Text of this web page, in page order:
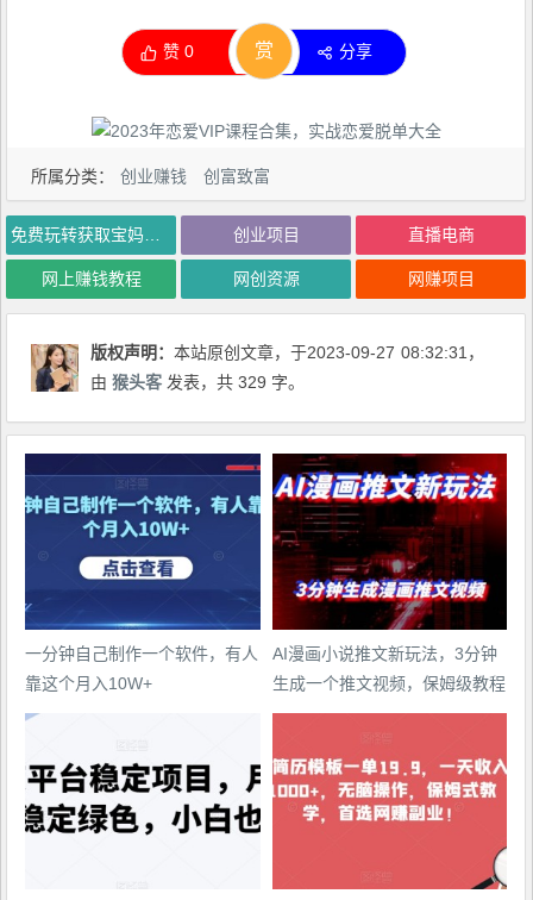
赞0 赏 分享
所属分类： 创业赚钱 创富致富
创业项目 直播电商
网上赚钱教程 网创资源 网赚项目
版权声明：本站原创文章，于2023-09-27 08:32:31 ，
由猴头客 发表，共 329 字。
一分钟自己制作一个软件，有人
靠这个月入10W+
AI漫画小说推文新玩法，3分钟
生成一个推文视频，保姆级教程
【配项目操作和软件教程】